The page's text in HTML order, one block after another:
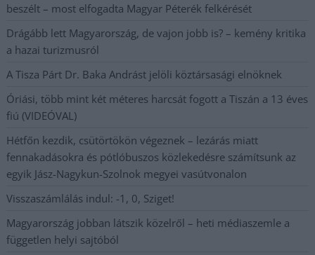
beszélt – most elfogadta Magyar Péterék felkérését
Drágább lett Magyarország, de vajon jobb is? – kemény kritika
a hazai turizmusról
A Tisza Párt Dr. Baka Andrást jelöli köztársasági elnöknek
Óriási, több mint két méteres harcsát fogott a Tiszán a 13 éves
fiú (VIDEÓVAL)
Hétfőn kezdik, csütörtökön végeznek – lezárás miatt
fennakadásokra és pótlóbuszos közlekedésre számítsunk az
egyik Jász-Nagykun-Szolnok megyei vasútvonalon
Visszaszámlálás indul: -1, 0, Sziget!
Magyarország jobban látszik közelről – heti médiaszemle a
független helyi sajtóból